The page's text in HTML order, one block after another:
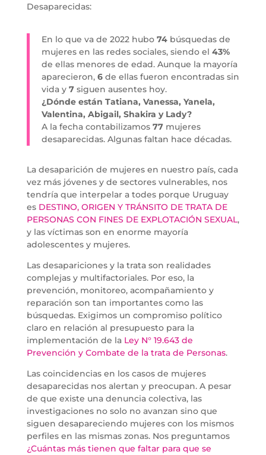
Desaparecidas:
En lo que va de 2022 hubo 74búsquedas de
mujeres en las redes sociales, siendo el 43%
de ellas menores de edad. Aunque la mayoría
aparecieron, 6de ellas fueron encontradas sin
vida y 7siguen ausentes hoy.
¿Dónde están Tatiana, Vanessa, Yanela,
Valentina, Abigail, Shakira y Lady?
A la fecha contabilizamos 77mujeres
desaparecidas. Algunas faltan hace décadas.
La desaparición de mujeres en nuestro país, cada
vez más jóvenes y de sectores vulnerables, nos
tendría que interpelar a todes porque Uruguay
es DESTINO, ORIGEN Y TRÁNSITO DE TRATA DE
PERSONAS CON FINES DE EXPLOTACIÓN SEXUAL,
y las víctimas son en enorme mayoría
adolescentes y mujeres.
Las desapariciones y la trata son realidades
complejas y multifactoriales. Por eso, la
prevención, monitoreo, acompañamiento y
reparación son tan importantes como las
búsquedas. Exigimos un compromiso político
claro en relación al presupuesto para la
implementación de la Ley N° 19.643 de
Prevención y Combate de la trata de Personas.
Las coincidencias en los casos de mujeres
desaparecidas nos alertan y preocupan. A pesar
de que existe una denuncia colectiva, las
investigaciones no solo no avanzan sino que
siguen desapareciendo mujeres con los mismos
perfiles en las mismas zonas. Nos preguntamos
¿Cuántas más tienen que faltar para que se